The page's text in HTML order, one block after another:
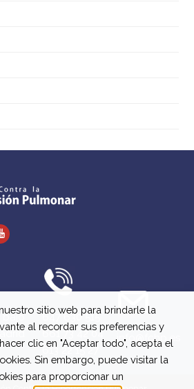
Youtube
bajo
647 630 515
661 73 42 04
613 22 15 27
info@fchp.es
sitio web para brindarle la
al recordar sus preferencias y
clic en "Aceptar todo", acepta el
Sin embargo, puede visitar la
para proporcionar un